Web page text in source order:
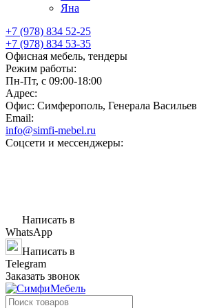
Яна
+7 (978) 834 52-25
+7 (978) 834 53-35
Офисная мебель, тендеры
Режим работы:
Пн-Пт, с 09:00-18:00
Адрес:
Офис: Симферополь, Генерала
Email:
info@simfi-mebel.ru
Соцсети и мессенджеры:
Написать в
WhatsApp
Написать в
Telegram
Заказать звонок